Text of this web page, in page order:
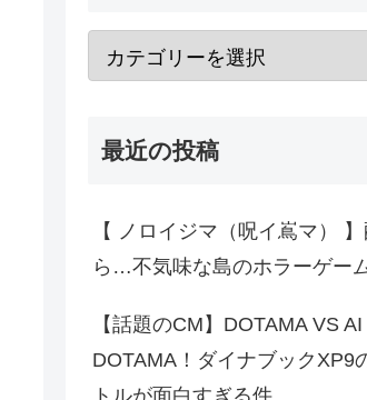
最近の投稿
【 ノロイジマ（呪イ嶌マ）
ら…不気味な島のホラーゲー
【話題のCM】DOTAMA VS AI
DOTAMA！ダイナブックXP9